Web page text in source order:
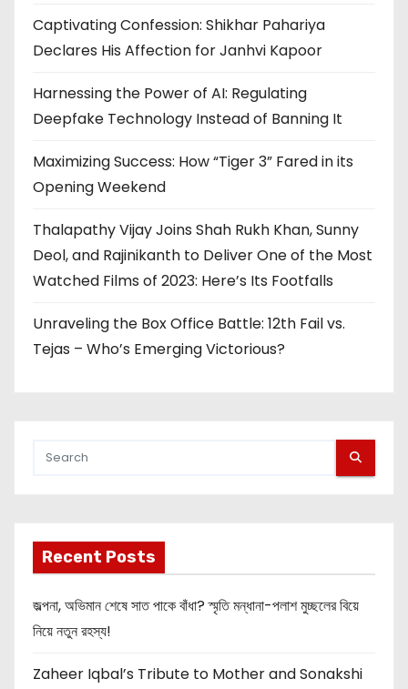
Captivating Confession: Shikhar Pahariya
Declares His Affection for Janhvi Kapoor
Harnessing the Power of AI: Regulating
Deepfake Technology Instead of Banning It
Maximizing Success: How “Tiger 3” Fared in its
Opening Weekend
Thalapathy Vijay Joins Shah Rukh Khan, Sunny
Deol, and Rajinikanth to Deliver One of the Most
Watched Films of 2023: Here’s Its Footfalls
Unraveling the Box Office Battle: 12th Fail vs.
Tejas – Who’s Emerging Victorious?
Recent Posts
জল্পনা, অভিমান শেষে সাত পাকে বাঁধা? স্মৃতি মন্ধানা-পলাশ মুচ্ছলের বিয়ে
নিয়ে নতুন রহস্য!
Zaheer Iqbal’s Tribute to Mother and Sonakshi